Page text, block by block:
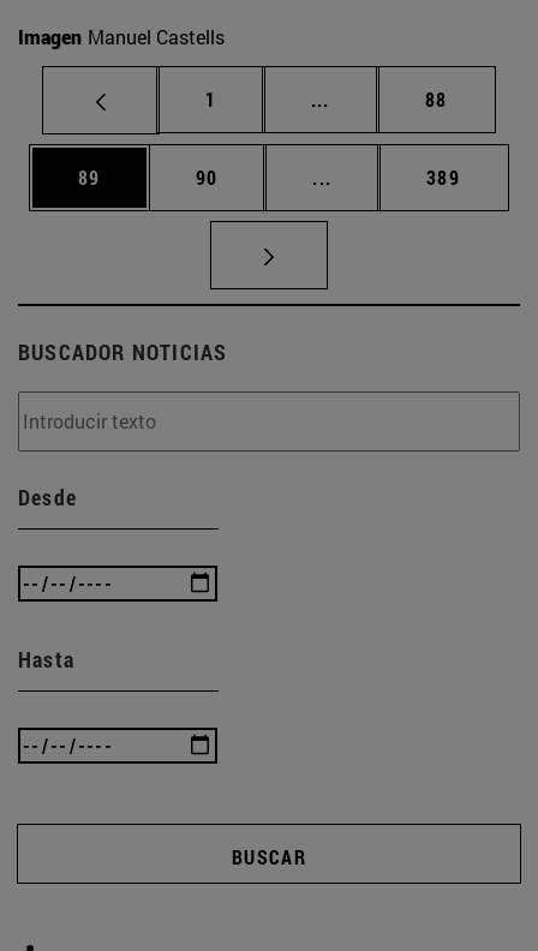
Imagen Manuel Castells
Página
1 ... Páginas intermedias
Página
88
Página
89 Página
90 ... Páginas intermedias
Página
389
BUSCADOR NOTICIAS
Desde
Hasta
BUSCAR